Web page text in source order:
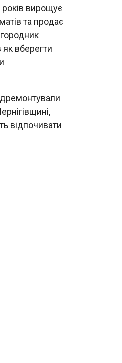
вирощує
та продає
як вберегти
відпочивати